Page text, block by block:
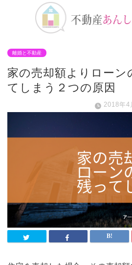
離婚と不動産
家の売却額よりローン
てしまう２つの原因
2018年4